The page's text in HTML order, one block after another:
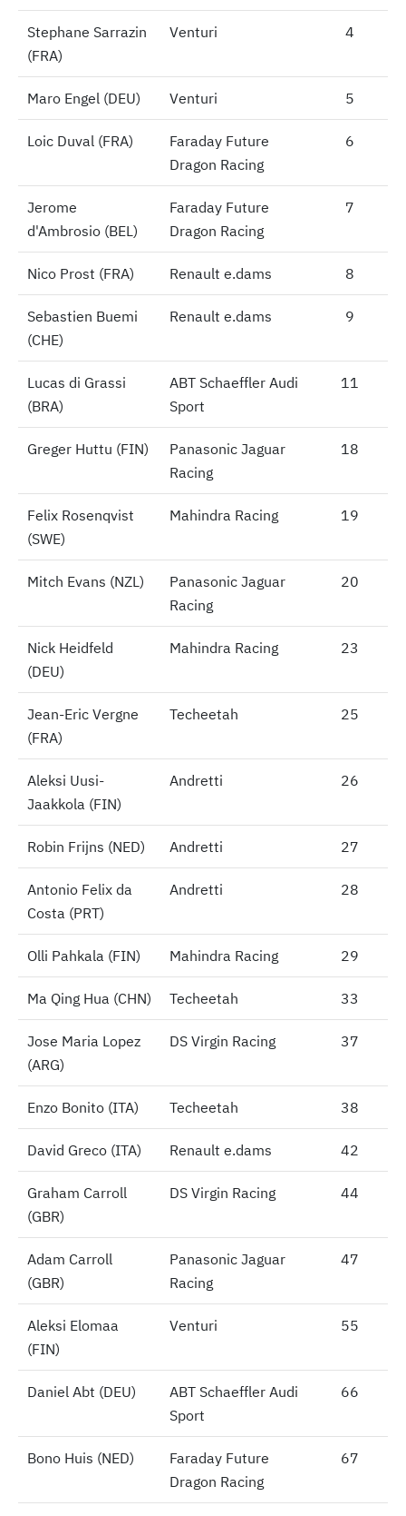
Stephane Sarrazin
(FRA)
Venturi 4
Maro Engel (DEU) Venturi 5
Loic Duval (FRA)
Faraday Future
Dragon Racing
6
Jerome
d'Ambrosio (BEL)
Faraday Future
Dragon Racing
7
Nico Prost (FRA) Renault e.dams 8
Sebastien Buemi
(CHE)
Renault e.dams 9
Lucas di Grassi
(BRA)
ABT Schaeffler Audi
Sport
11
Greger Huttu (FIN)
Panasonic Jaguar
Racing
18
Felix Rosenqvist
(SWE)
Mahindra Racing 19
Mitch Evans (NZL)
Panasonic Jaguar
Racing
20
Nick Heidfeld
(DEU)
Mahindra Racing 23
Jean-Eric Vergne
(FRA)
Techeetah 25
Aleksi Uusi-
Jaakkola (FIN)
Andretti 26
Robin Frijns (NED) Andretti 27
Antonio Felix da
Costa (PRT)
Andretti 28
Olli Pahkala (FIN) Mahindra Racing 29
Ma Qing Hua (CHN) Techeetah 33
Jose Maria Lopez
(ARG)
DS Virgin Racing 37
Enzo Bonito (ITA) Techeetah 38
David Greco (ITA) Renault e.dams 42
Graham Carroll
(GBR)
DS Virgin Racing 44
Adam Carroll
(GBR)
Panasonic Jaguar
Racing
47
Aleksi Elomaa
(FIN)
Venturi 55
Daniel Abt (DEU)
ABT Schaeffler Audi
Sport
66
Bono Huis (NED)
Faraday Future
Dragon Racing
67
Stephane Sarrazin
(FRA)
Maro Engel (DEU)
Loic Duval (FRA)
Jerome
d'Ambrosio (BEL)
Nico Prost (FRA)
Sebastien Buemi
(CHE)
Lucas di Grassi
(BRA)
Greger Huttu (FIN)
Felix Rosenqvist
(SWE)
Mitch Evans (NZL)
Nick Heidfeld
(DEU)
Jean-Eric Vergne
(FRA)
Aleksi Uusi-
Jaakkola (FIN)
Robin Frijns (NED)
Antonio Felix da
Costa (PRT)
Olli Pahkala (FIN)
Ma Qing Hua (CHN)
Jose Maria Lopez
(ARG)
Enzo Bonito (ITA)
David Greco (ITA)
Graham Carroll
(GBR)
Adam Carroll
(GBR)
Aleksi Elomaa
(FIN)
Daniel Abt (DEU)
Bono Huis (NED)